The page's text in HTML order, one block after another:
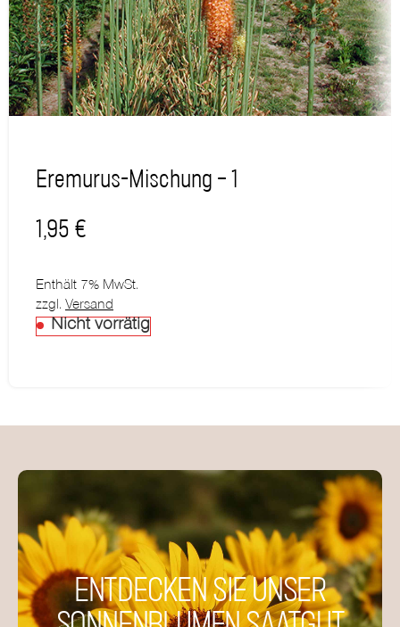
Eremurus-Mischung – 1
1,95 €
Enthält 7% MwSt.
zzgl. Versand
Nicht vorrätig
ENTDECKEN SIE UNSER